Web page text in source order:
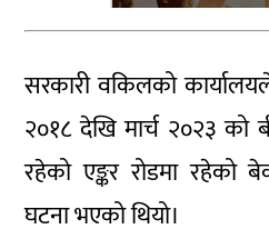
सरकारी वकिलको
२०१८ देखि मार्च २०२३ को
रहेको एङ्कर रोडमा रहेको
घटना भएको थियो।